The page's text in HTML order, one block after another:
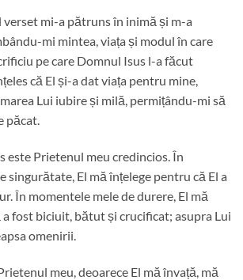
verset mi-a pătruns în inimă și m-a
mi mintea, viața și modul în care
pe care Domnul Isus l-a făcut
că El și-a dat viața pentru mine,
Lui iubire și milă, permițându-mi să
păcat.
este Prietenul meu credincios. În
singurătate, El mă înțelege pentru că El a
În momentele mele de durere, El mă
a fost biciuit, bătut și crucificat; asupra Lui
omenirii.
meu, deoarece El mă învață, mă